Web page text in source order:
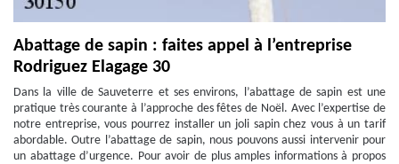
Abattage de sapin : faites appel à l’entreprise
Rodriguez Elagage 30
Dans la ville de Sauveterre et ses environs, l’abattage de sapin est une
pratique très courante à l’approche des fêtes de Noël. Avec l’expertise de
notre entreprise, vous pourrez installer un joli sapin chez vous à un tarif
abordable. Outre l’abattage de sapin, nous pouvons aussi intervenir pour
un abattage d’urgence. Pour avoir de plus amples informations à propos